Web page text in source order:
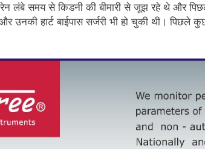
लंबे समय से किडनी की बीमारी से जूझ रहे थे और
उनकी हार्ट बाईपास सर्जरी भी हो चुकी थी। पिछले